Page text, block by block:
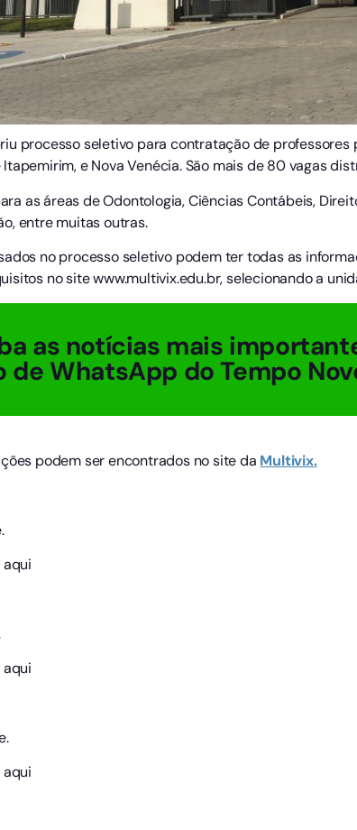
processo seletivo para contratação de professores
e Nova Venécia. São mais de 80 vagas
as áreas de Odontologia, Ciências Contábeis,
entre muitas outras.
no processo seletivo podem ter todas as
no site www.multivix.edu.br, selecionando a
as notícias mais
de WhatsApp do Tempo
podem ser encontrados no site da Multivix.